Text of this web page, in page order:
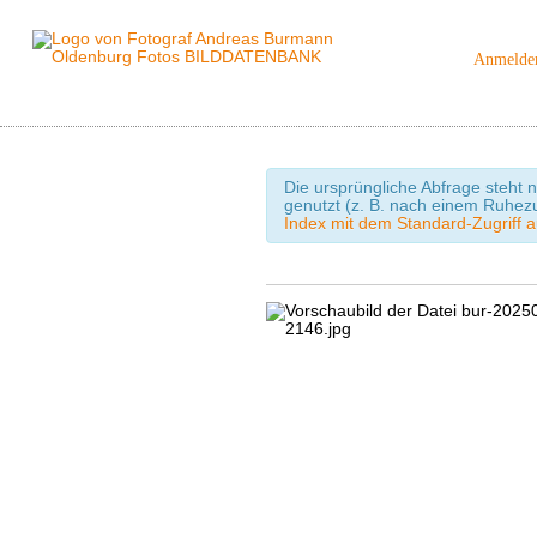
Die ursprüngliche Abfrage steht
genutzt (z. B. nach einem
Index mit dem Standard-Zugriff